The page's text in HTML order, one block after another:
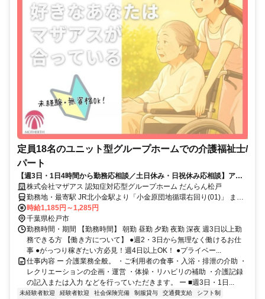
定員18名のユニット型グループホームでの介護福祉士/
パート
【週3日・1日4時間から勤務応相談／土日休み・日祝休み応相談】アッ
トホームな9名×2ユニット制！
株式会社マザアス 認知症対応型グループホーム だんらん松戸
勤務地・最寄駅 JR北小金駅より「小金原団地循環右回り(01)」 また
は「バス案内所(０２)」行バスで8分、「御堂の上」バス停から150m
【南千住駅】から車で47分 【柏駅】から電車で32分
時給1,185円～1,285円
千葉県松戸市
勤務時間・期間 【勤務時間】 朝勤 昼勤 夕勤 夜勤 深夜 週3日以上勤
務できる方 【働き方について】 ●週2・3日から無理なく働けるお仕
事 ●がっつり稼ぎたい方必見！週4日以上OK！ ●プライベー...
仕事内容 ー 介護業務全般。 ・ご利用者の食事・入浴・排泄の介助 ・
レクリエーションの企画・運営 ・体操・リハビリの補助 ・介護記録
の記入または入力 などを行っていただきます。 ー ■週3日・1日...
未経験者歓迎 経験者歓迎 社会保険完備 制服貸与 交通費支給
シフト制